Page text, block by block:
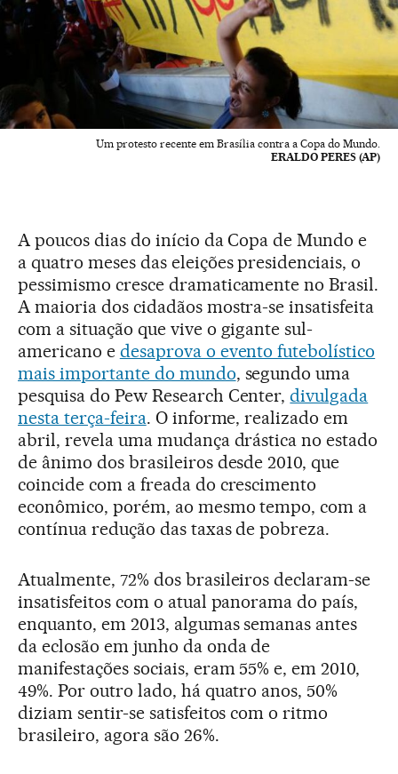
Um protesto recente em Brasília contra a Copa do Mundo.
ERALDO PERES (AP)
A poucos dias do início da Copa de Mundo e
a quatro meses das eleições presidenciais, o
pessimismo cresce dramaticamente no Brasil.
A maioria dos cidadãos mostra-se insatisfeita
com a situação que vive o gigante sul-
americano e desaprova o evento futebolístico
mais importante do mundo, segundo uma
pesquisa do Pew Research Center,divulgada
nesta terça-feira. O informe, realizado em
abril, revela uma mudança drástica no estado
de ânimo dos brasileiros desde 2010, que
coincide com a freada do crescimento
econômico, porém, ao mesmo tempo, com a
contínua redução das taxas de pobreza.
Atualmente, 72% dos brasileiros declaram-se
insatisfeitos com o atual panorama do país,
enquanto, em 2013, algumas semanas antes
da eclosão em junho da onda de
manifestações sociais, eram 55% e, em 2010,
49%. Por outro lado, há quatro anos, 50%
diziam sentir-se satisfeitos com o ritmo
brasileiro, agora são 26%.